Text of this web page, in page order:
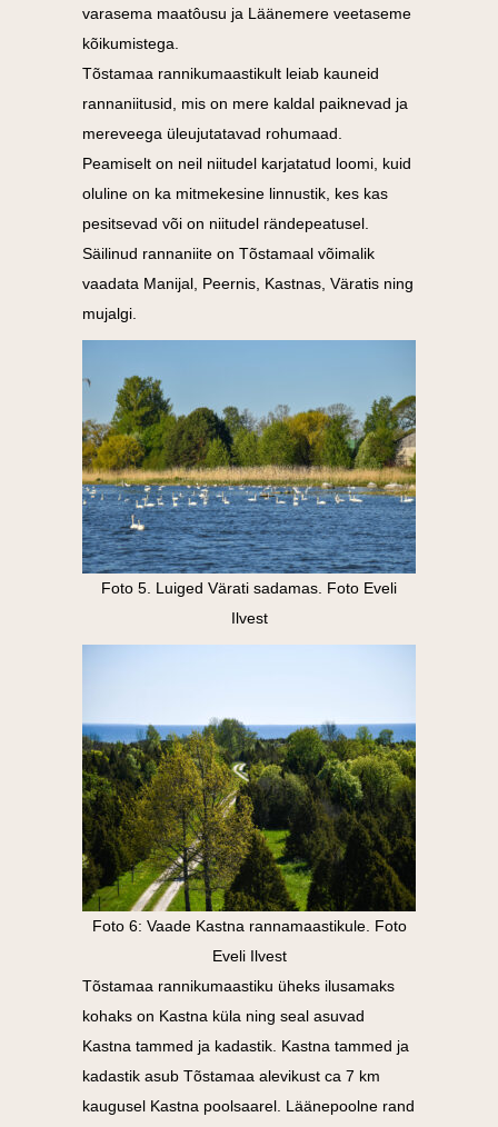
varasema maatôusu ja Läänemere veetaseme
kõikumistega.
Tõstamaa rannikumaastikult leiab kauneid
rannaniitusid, mis on mere kaldal paiknevad ja
mereveega üleujutatavad rohumaad.
Peamiselt on neil niitudel karjatatud loomi, kuid
oluline on ka mitmekesine linnustik, kes kas
pesitsevad või on niitudel rändepeatusel.
Säilinud rannaniite on Tõstamaal võimalik
vaadata Manijal, Peernis, Kastnas, Väratis ning
mujalgi.
Foto 5. Luiged Värati sadamas. Foto Eveli
Ilvest
Foto 6: Vaade Kastna rannamaastikule. Foto
Eveli Ilvest
Tõstamaa rannikumaastiku üheks ilusamaks
kohaks on Kastna küla ning seal asuvad
Kastna tammed ja kadastik. Kastna tammed ja
kadastik asub Tõstamaa alevikust ca 7 km
kaugusel Kastna poolsaarel. Läänepoolne rand